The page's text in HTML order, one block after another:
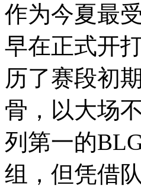
作为今夏最
早在正式开
历了赛段初
骨，以大场
列第一的
组，但凭借